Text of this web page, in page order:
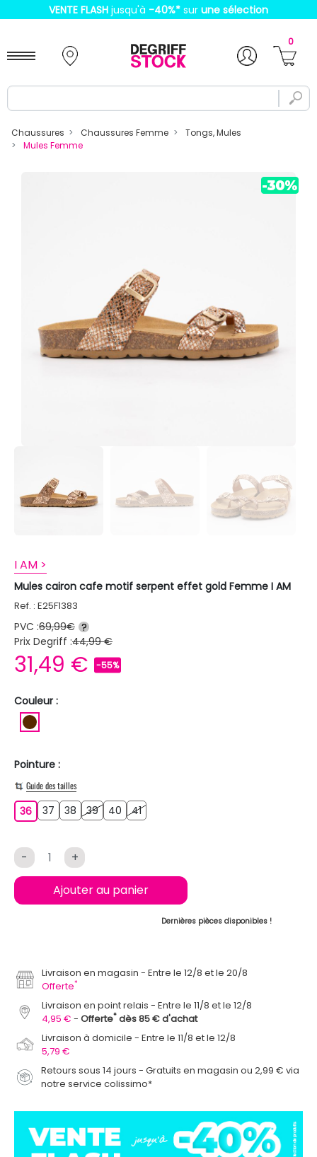
VENTE FLASH jusqu'à -40%* sur une sélection
0
Chaussures Chaussures Femme
Tongs, Mules
Mules Femme
I AM >
Mules cairon cafe motif serpent effet gold Femme I AM
Ref. : E25F1383
PVC :69,99€ ?
Prix Degriff :44,99 €
31,49 € -55%
Couleur :
Pointure :
Guide des tailles
363637 3738 38393940 404141
- +
Ajouter au panier
Dernières pièces disponibles !
Livraison en magasin
Entre le 12/8 et le 20/8
Offerte*
Livraison en point relais
Entre le 11/8 et le 12/8
4,95 €
Offerte* dès 85 € d'achat
Livraison à domicile
Entre le 11/8 et le 12/8
5,79 €
Retours sous 14 jours - Gratuits en magasin ou 2,99 € via
notre service colissimo*